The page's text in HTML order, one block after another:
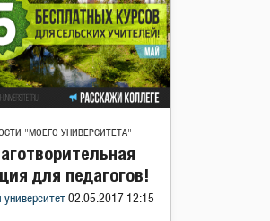
"МОЕГО УНИВЕРСИТЕТА"
для педагогов!
университет 02.05.2017 12:15